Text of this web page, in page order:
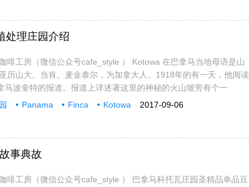
处理庄园介绍
啡工房（微信公众号cafe_style ） Kotowa 在巴拿马当地母语是山
历山大。当肯。麦金泰尔，为加拿大人。1918年的有一天，他阅读
马波奎特的报道。报道上详述著这里的神秘的火山坡旁有个一
2017-09-06
Panama Finca Kotowa
事典故
啡工房（微信公众号cafe_style ） 巴拿马科托瓦庄园圣精品单品豆